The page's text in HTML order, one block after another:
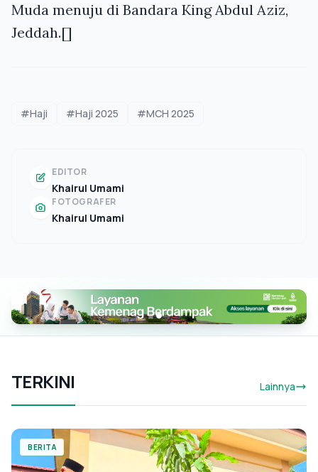
Muda menuju di Bandara King Abdul Aziz,
Jeddah.[]
#Haji #Haji 2025 #MCH 2025
EDITOR
Khairul Umami
FOTOGRAFER
Khairul Umami
TERKINI Lainnya
BERITA